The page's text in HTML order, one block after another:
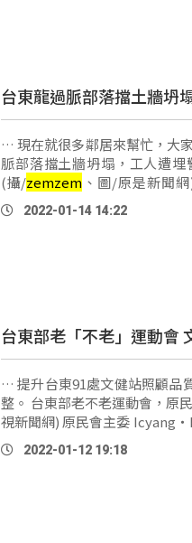
台東龍過脈部落擋土牆坍
… 現在就很多鄰居來幫忙，大家
脈部落擋土牆坍塌，工人遭
(攝/zemzem 、圖/原是新聞網) 在警消跟鄰居協助下，男子最後順
2022-01-14 14:22
台東部老「不老」運動會
… 提升台東91處文健站照顧品
整。 台東部老不老運動會，
視新聞網) 原民會主委 Icyang‧Parod (夷將‧拔路兒)指出，「每天吃的東
西很重要，所以要包含廚工的
2022-01-12 19:18